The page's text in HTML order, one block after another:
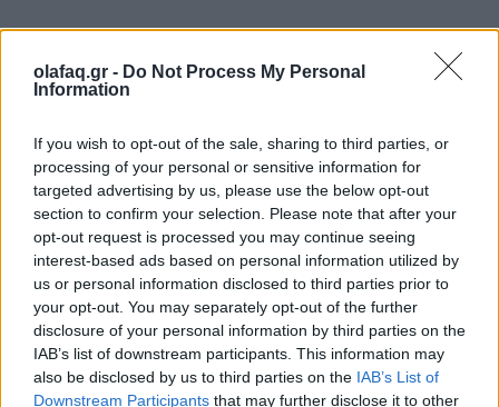
olafaq.gr - Do Not Process My Personal
Information
If you wish to opt-out of the sale, sharing to third parties, or
processing of your personal or sensitive information for
targeted advertising by us, please use the below opt-out
section to confirm your selection. Please note that after your
opt-out request is processed you may continue seeing
interest-based ads based on personal information utilized by
us or personal information disclosed to third parties prior to
your opt-out. You may separately opt-out of the further
disclosure of your personal information by third parties on the
IAB’s list of downstream participants. This information may
also be disclosed by us to third parties on the IAB’s List of
Downstream Participants that may further disclose it to other
,
Μαρίνα,Τουρισμός, Υποδομές,Χανιά
Δείτε επίσης